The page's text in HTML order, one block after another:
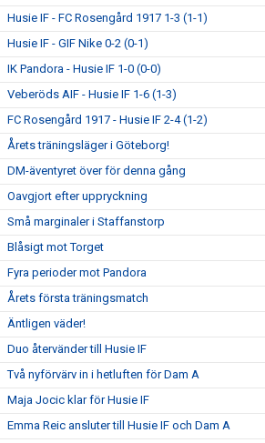
Husie IF - FC Rosengård 1917 1-3 (1-1)
Husie IF - GIF Nike 0-2 (0-1)
IK Pandora - Husie IF 1-0 (0-0)
Veberöds AIF - Husie IF 1-6 (1-3)
FC Rosengård 1917 - Husie IF 2-4 (1-2)
Årets träningsläger i Göteborg!
DM-äventyret över för denna gång
Oavgjort efter uppryckning
Små marginaler i Staffanstorp
Blåsigt mot Torget
Fyra perioder mot Pandora
Årets första träningsmatch
Äntligen väder!
Duo återvänder till Husie IF
Två nyförvärv in i hetluften för Dam A
Maja Jocic klar för Husie IF
Emma Reic ansluter till Husie IF och Dam A